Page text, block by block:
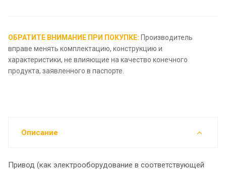
ОБРАТИТЕ ВНИМАНИЕ ПРИ ПОКУПКЕ: Производитель
вправе менять комплектацию, конструкцию и
характеристики, не влияющие на качество конечного
продукта, заявленного в паспорте.
Описание
Привод (как электрооборудование в соответствующей